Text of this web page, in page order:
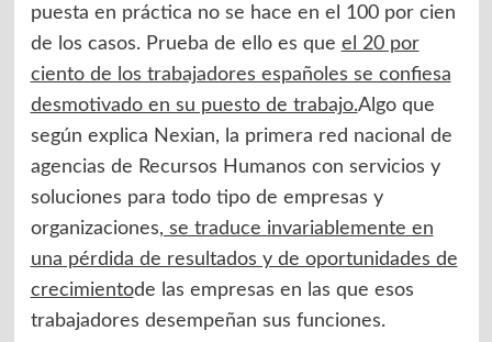
puesta en práctica no se hace en el 100 por cien
de los casos. Prueba de ello es que el 20 por
ciento de los trabajadores españoles se confiesa
desmotivado en su puesto de trabajo.Algo que
según explica Nexian, la primera red nacional de
agencias de Recursos Humanos con servicios y
soluciones para todo tipo de empresas y
organizaciones, se traduce invariablemente en
una pérdida de resultados y de oportunidades de
crecimientode las empresas en las que esos
trabajadores desempeñan sus funciones.